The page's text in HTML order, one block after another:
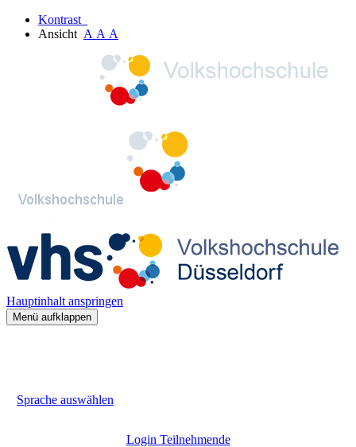
Kontrast
Ansicht A A A
Hauptinhalt anspringen
Menü aufklappen
Sprache auswählen
Login Teilnehmende